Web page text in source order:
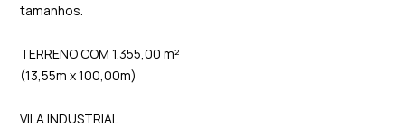
tamanhos.
TERRENO COM 1.355,00 m²
(13,55m x 100,00m)
VILA INDUSTRIAL